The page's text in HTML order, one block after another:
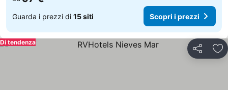
Guarda i prezzi di 15 siti Scopri i prezzi
Condividi
Di tendenza